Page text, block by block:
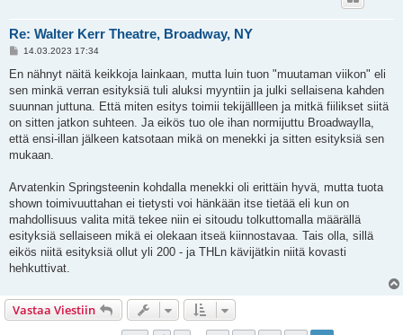
Re: Walter Kerr Theatre, Broadway, NY
V
e
t
i
14.03.2023 17:34
En nähnyt näitä keikkoja lainkaan, mutta luin tuon "muutaman viikon" eli
sen minkä verran esityksiä tuli aluksi myyntiin ja julki sellaisena kahden
suunnan juttuna. Että miten esitys toimii tekijällleen ja mitkä fiilikset siitä
on sitten jatkon suhteen. Ja eikös tuo ole ihan normijuttu Broadwaylla,
että ensi-illan jälkeen katsotaan mikä on menekki ja sitten esityksiä sen
mukaan.
Arvatenkin Springsteenin kohdalla menekki oli erittäin hyvä, mutta tuota
shown toimivuuttahan ei tietysti voi hänkään itse tietää eli kun on
mahdollisuus valita mitä tekee niin ei sitoudu tolkuttomalla määrällä
esityksiä sellaiseen mikä ei olekaan itseä kiinnostavaa. Tais olla, sillä
eikös niitä esityksiä ollut yli 200 - ja THLn kävijätkin niitä kovasti
hehkuttivat.
Vastaa Viestiin